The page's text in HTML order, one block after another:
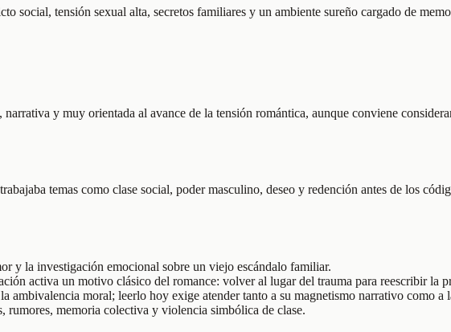
social, tensión sexual alta, secretos familiares y un ambiente sureño cargado de
y muy orientada al avance de la tensión romántica, aunque conviene
temas como clase social, poder masculino, deseo y redención antes de los
y la investigación emocional sobre un viejo escándalo familiar.
activa un motivo clásico del romance: volver al lugar del trauma para reescribir la
ambivalencia moral; leerlo hoy exige atender tanto a su magnetismo narrativo como a
rumores, memoria colectiva y violencia simbólica de clase.